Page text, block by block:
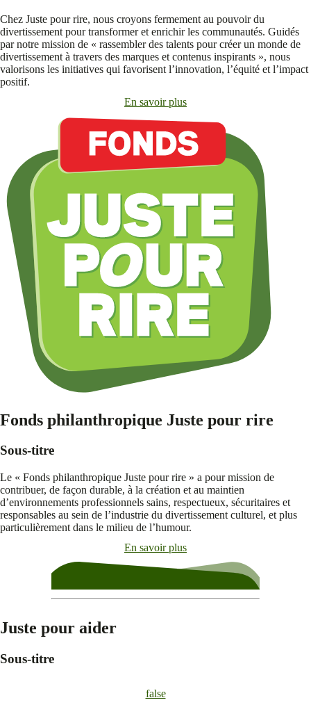
Chez Juste pour rire, nous croyons fermement au pouvoir du
divertissement pour transformer et enrichir les communautés. Guidés
par notre mission de « rassembler des talents pour créer un monde de
divertissement à travers des marques et contenus inspirants », nous
valorisons les initiatives qui favorisent l’innovation, l’équité et l’impact
positif.
En savoir plus
Fonds philanthropique Juste pour rire
Sous-titre
Le « Fonds philanthropique Juste pour rire » a pour mission de
contribuer, de façon durable, à la création et au maintien
d’environnements professionnels sains, respectueux, sécuritaires et
responsables au sein de l’industrie du divertissement culturel, et plus
particulièrement dans le milieu de l’humour.
En savoir plus
Juste pour aider
Sous-titre
false